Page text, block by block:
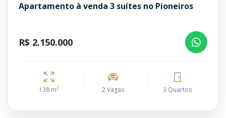
Apartamento à venda 3 suítes no Pioneiros
R$ 2.150.000
138 m² 2 Vagas 3 Quartos